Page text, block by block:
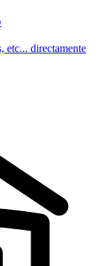
etc... directamente